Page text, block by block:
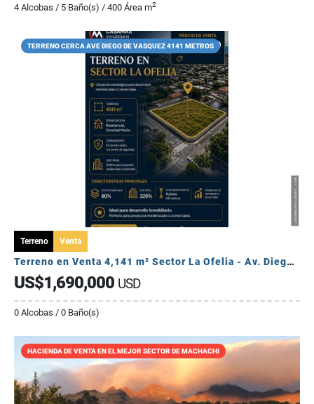
4 Alcobas / 5 Baño(s) / 400 Área m2
TERRENO CERCA AVE DIEGO DE VASQUEZ 4141 METROS
Terreno Venta
Terreno en Venta 4,141 m² Sector La Ofelia - Av. Diego Vásquez Cepeda.
US$1,690,000 USD
0 Alcobas / 0 Baño(s)
HACIENDA DE VENTA EN EL MEJOR SECTOR DE MACHACHI